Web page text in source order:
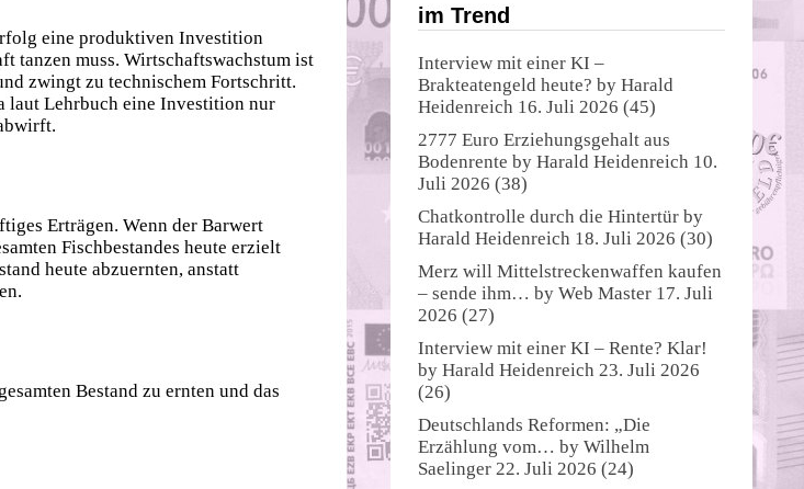
eine produktiven Investition
tanzen muss. Wirtschaftswachstum ist
zwingt zu technischem Fortschritt.
laut Lehrbuch eine Investition nur
Erträgen. Wenn der Barwert
Fischbestandes heute erzielt
heute abzuernten, anstatt
Bestand zu ernten und das
im Trend
Interview mit einer KI –
Brakteatengeld heute? by Harald
Heidenreich 16. Juli 2026 (45)
2777 Euro Erziehungsgehalt aus
Bodenrente by Harald Heidenreich 10.
Juli 2026 (38)
Chatkontrolle durch die Hintertür by
Harald Heidenreich 18. Juli 2026 (30)
Merz will Mittelstreckenwaffen kaufen
– sende ihm… by Web Master 17. Juli
2026 (27)
Interview mit einer KI – Rente? Klar!
by Harald Heidenreich 23. Juli 2026
(26)
Deutschlands Reformen: „Die
Erzählung vom… by Wilhelm
Saelinger 22. Juli 2026 (24)